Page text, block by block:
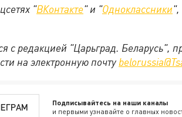
"ВКонтакте" и "Одноклассники",
с редакцией "Царьград. Беларусь",
на электронную почту
Подписывайтесь на наши каналы
и первыми узнавайте о главных